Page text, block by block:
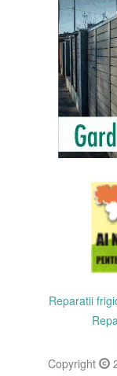
Reparatii
Copyright